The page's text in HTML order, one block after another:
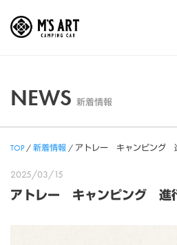
NEWS 新着情報
TOP/新着情報 / アトレー キャンピング
2025/03/15
アトレー キャンピング 進